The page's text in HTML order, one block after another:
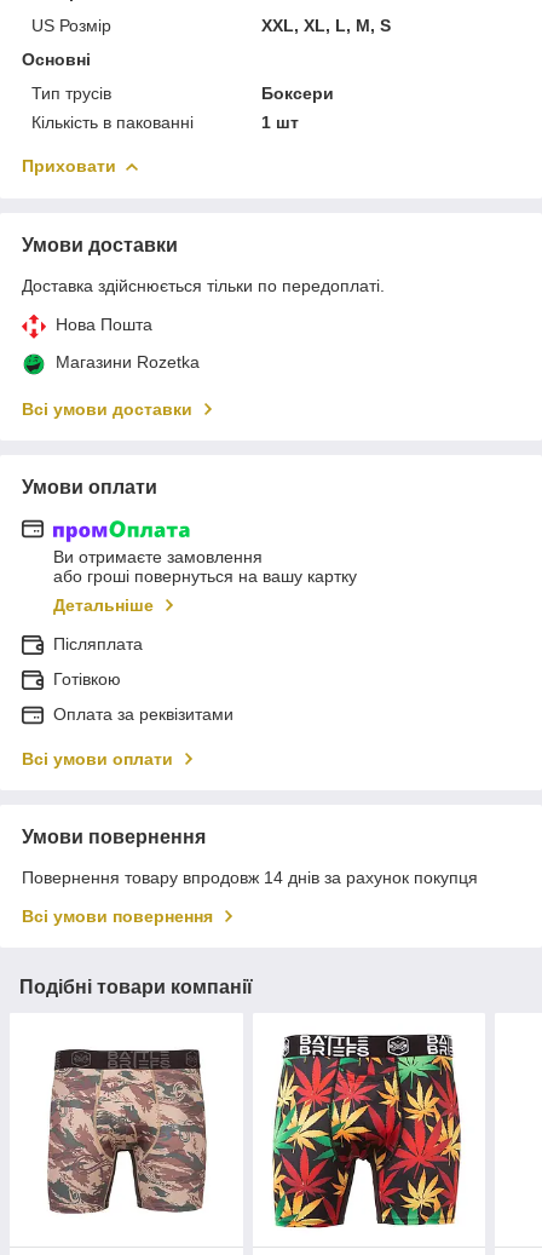
US Розмір
XXL, XL, L, M, S
Основні
Тип трусів
Боксери
Кількість в пакованні
1 шт
Приховати
Умови доставки
Доставка здійснюється тільки по передоплаті.
Нова Пошта
Магазини Rozetka
Всі умови доставки
Умови оплати
Ви отримаєте замовлення
або гроші повернуться на вашу картку
Детальніше
Післяплата
Готівкою
Оплата за реквізитами
Всі умови оплати
Умови повернення
Повернення товару впродовж 14 днів за рахунок покупця
Всі умови повернення
Подібні товари компанії